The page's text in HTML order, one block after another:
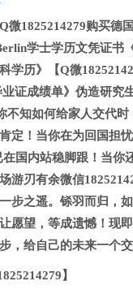
微1825214279购买德
学士学历文凭证书
学历》【Q微
业证成绩单》伪造研究
不知如何给家人交代时
定！当你在为回国担
在国内站稳脚跟！当你
游刃有余微信
步之遥。铩羽而归，
愿望，等成遗憾！现
，给自己的未来一个交
】